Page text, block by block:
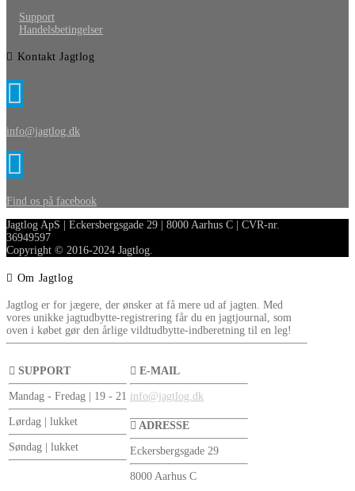
Support
Handelsbetingelser
Kontakt Jagtlog
info@jagtlog.dk
Find os på facebook
Jagtlog ApS | Eckersbergsgade 29 | 8000 Aarhus C | CVR-nr.
36949597
Copyright © 2016-2024 Jagtlog.
Om Jagtlog
Jagtlog er for jægere, der ønsker at få mere ud af jagten. Med
vores unikke jagtudbytte-registrering får du en jagtjournal, som
oven i købet gør den årlige vildtudbytte-indberetning til en leg!
SUPPORT
Mandag - Fredag | 19 - 21
Lørdag | lukket
Søndag | lukket
E-MAIL
info@jagtlog.dk
ADRESSE
Eckersbergsgade 29
8000 Aarhus C